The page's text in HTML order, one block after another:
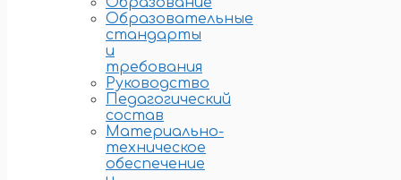
Образовательные
стандарты
и
требования
Руководство
Педагогический
состав
Материально-
техническое
обеспечение